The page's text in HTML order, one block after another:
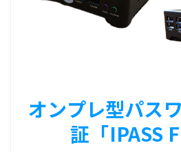
オンプレ型パス
証「IPASS